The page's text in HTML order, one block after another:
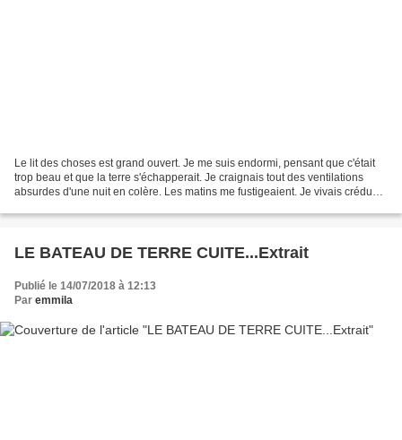
Le lit des choses est grand ouvert. Je me suis endormi, pensant que c'était
trop beau et que la terre s'échapperait. Je craignais tout des ventilations
absurdes d'une nuit en colère. Les matins me fustigeaient. Je vivais crédu
LE BATEAU DE TERRE CUITE...Extrait
Publié le 14/07/2018 à 12:13
Par emmila